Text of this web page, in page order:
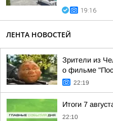
19:16
ЛЕНТА НОВОСТЕЙ
Зрители из
о фильме
22:19
Итоги 7
22:10